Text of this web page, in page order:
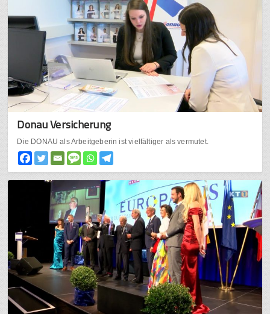
Donau Versicherung
Die DONAU als Arbeitgeberin ist vielfältiger als vermutet.